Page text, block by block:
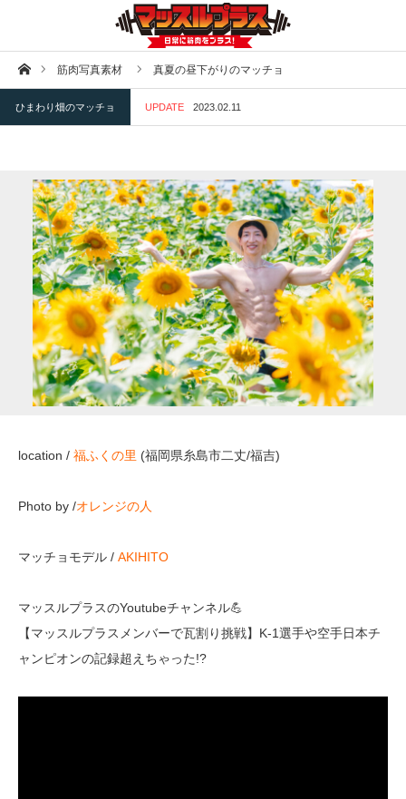
ホーム筋肉写真素材 真夏の昼下がりのマッチョ
ひまわり畑のマッチョ UPDATE 2023.02.11
location / 福ふくの里 (福岡県糸島市二丈/福吉)
Photo by /オレンジの人
マッチョモデル / AKIHITO
マッスルプラスのYoutubeチャンネル💪
【マッスルプラスメンバーで瓦割り挑戦】K-1選手や空手日本チ
ャンピオンの記録超えちゃった!?